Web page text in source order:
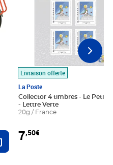
Ajouter au panier
Livraison offerte
La Poste
Collector 4 timbres - Le Petit
- Lettre Verte
20g / France
7,50€